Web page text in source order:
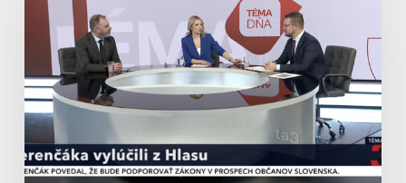
Hlasu
Fico:
Bez
Družby
nebude
podpora
/
Ako